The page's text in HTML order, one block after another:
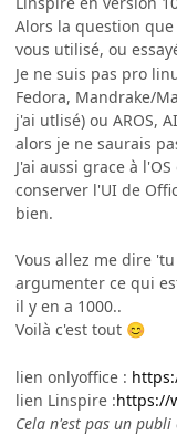
Alors la question que
vous utilisé, ou
Je ne suis pas pro
Fedora, Mandrake/
j'ai utlisé) ou AROS,
alors je ne saurais
J'ai aussi grace à
conserver l'UI de
bien.
Vous allez me dire
argumenter ce qui
il y en a 1000..
Voilà c'est tout 😊
lien onlyoffice :
lien Linspire :https://
Cela n'est pas un